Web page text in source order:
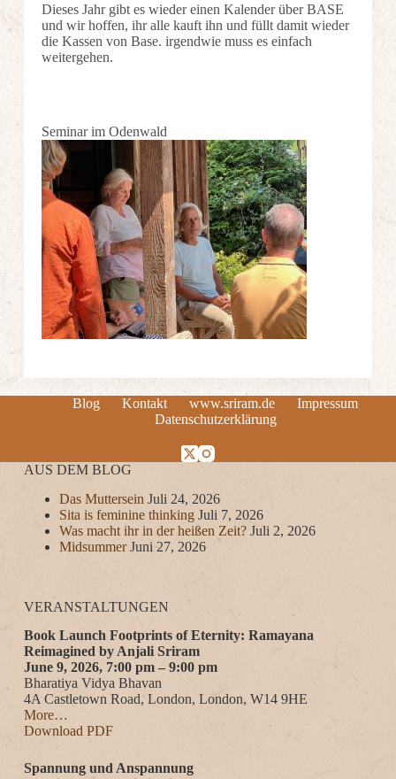
Dieses Jahr gibt es wieder einen Kalender über BASE
und wir hoffen, ihr alle kauft ihn und füllt damit wieder
die Kassen von Base. irgendwie muss es einfach
weitergehen.
Seminar im Odenwald
Blog Kontakt www.sriram.de
Impressum
Datenschutzerklärung
AUS DEM BLOG
Das Muttersein Juli 24, 2026
Sita is feminine thinking Juli 7, 2026
Was macht ihr in der heißen Zeit? Juli 2, 2026
Midsummer Juni 27, 2026
VERANSTALTUNGEN
Book Launch Footprints of Eternity: Ramayana
Reimagined by Anjali Sriram
June 9, 2026, 7:00 pm – 9:00 pm
Bharatiya Vidya Bhavan
4A Castletown Road, London, London, W14 9HE
More…
Download PDF
Spannung und Anspannung